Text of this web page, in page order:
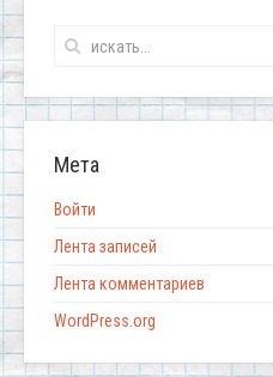
Мета
Войти
Лента записей
Лента комментариев
WordPress.org